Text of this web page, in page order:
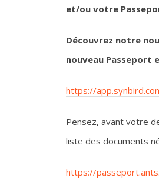
et/ou votre
Découvrez notre
nouveau Passeport
https://
Pensez, avant votre
liste des documents
https://